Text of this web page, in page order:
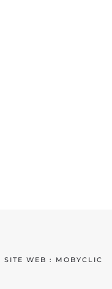
SITE WEB : MOBYCLIC